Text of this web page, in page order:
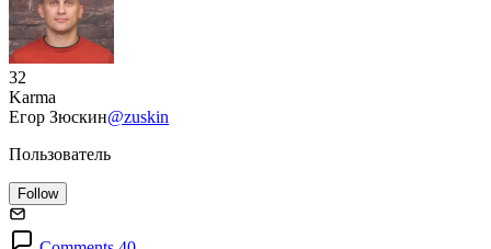
32
Karma
Егор Зюскин@zuskin
Пользователь
Follow